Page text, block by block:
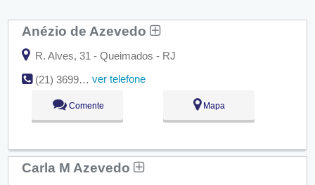
Anézio de Azevedo
R. Alves, 31 - Queimados - RJ
(21) 3699-2445
ver telefone
Comente Mapa
Carla M Azevedo